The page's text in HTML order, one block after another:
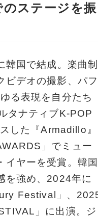
ステージを振
国で結成。楽曲制
ビデオの撮影、パフ
る表現を自分たち
タナティブK-POP
した『Armadillo』
」でミュー
イヤーを受賞。韓国
を強め、2024年に
Festival」、
」に出演。ジ